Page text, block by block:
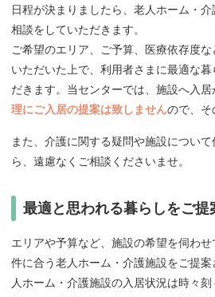
日程が決まりましたら、老人ホーム・
相談をしていただきます。
ご希望のエリア、ご予算、医療依存度
いただいた上で、利用者さまに最適な
だきます。当センターでは、施設へ入
理にご入居の提案は致しませんので、そ
また、介護に関する疑問や施設につい
ら、遠慮なくご相談くださいませ。
最適と思われる暮らしをご提
エリアや予算など、施設の希望を伺わ
件に合う老人ホーム・介護施設をご提
人ホーム・介護施設の入居状況は時々